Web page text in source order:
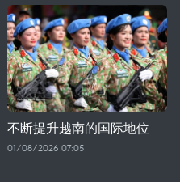
不断提升越南的国际地位
01/08/2026 07:05